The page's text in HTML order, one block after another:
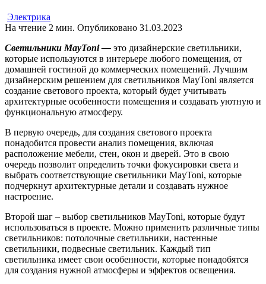
Электрика
На чтение 2 мин. Опубликовано 31.03.2023
Светильники MayToni — это дизайнерские светильники,
которые используются в интерьере любого помещения, от
домашней гостиной до коммерческих помещений. Лучшим
дизайнерским решением для светильников MayToni является
создание светового проекта, который будет учитывать
архитектурные особенности помещения и создавать уютную и
функциональную атмосферу.
В первую очередь, для создания светового проекта
понадобится провести анализ помещения, включая
расположение мебели, стен, окон и дверей. Это в свою
очередь позволит определить точки фокусировки света и
выбрать соответствующие светильники MayToni, которые
подчеркнут архитектурные детали и создавать нужное
настроение.
Второй шаг – выбор светильников MayToni, которые будут
использоваться в проекте. Можно применить различные типы
светильников: потолочные светильники, настенные
светильники, подвесные светильник. Каждый тип
светильника имеет свои особенности, которые понадобятся
для создания нужной атмосферы и эффектов освещения.